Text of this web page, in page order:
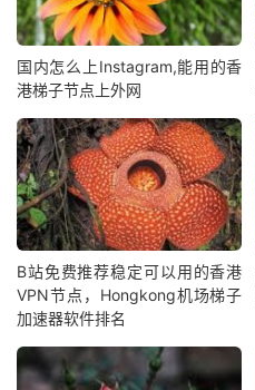
国内怎么上Instagram,能用的香
港梯子节点上外网
B站免费推荐稳定可以用的香港
VPN节点，Hongkong机场梯子
加速器软件排名